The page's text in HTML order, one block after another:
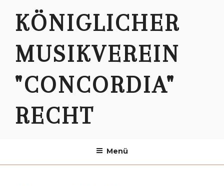
Inhalt
springenKÖNIGLICHER
MUSIKVEREIN
"CONCORDIA"
RECHT
Menü